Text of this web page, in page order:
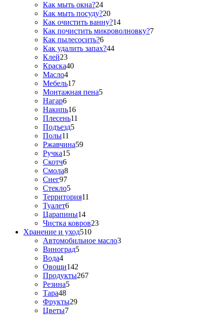
Как мыть окна?24
Как мыть посуду?20
Как очистить ванну?14
Как почистить микроволновку?7
Как пылесосить?6
Как удалить запах?44
Клей23
Краска40
Масло4
Мебель17
Монтажная пена5
Нагар6
Накипь16
Плесень11
Подъезд5
Полы11
Ржавчина59
Ручка15
Скотч6
Смола8
Снег97
Стекло5
Территория11
Туалет6
Царапины14
Чистка ковров23
Хранение и уход510
Автомобильное масло3
Виноград5
Вода4
Овощи142
Продукты267
Резина5
Тара48
Фрукты29
Цветы7